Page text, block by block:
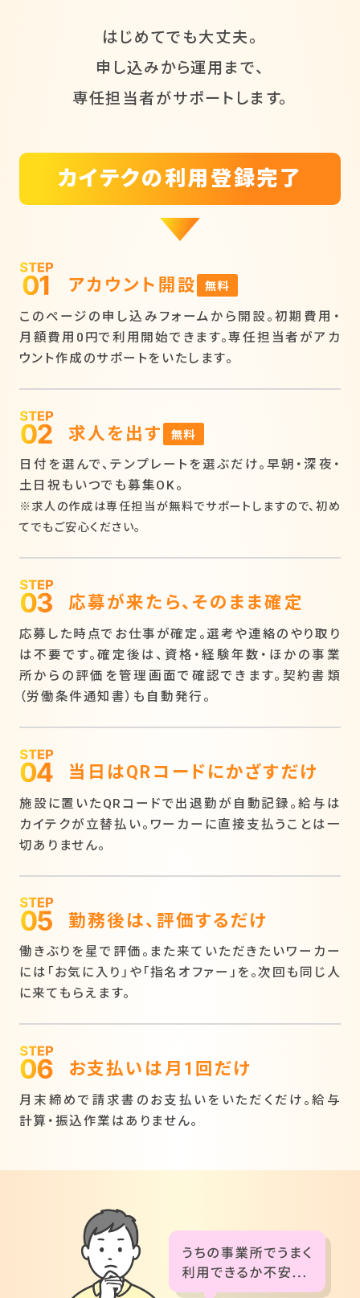
はじめてでも大丈夫。
申し込みから運用まで、
専任担当者がサポートします。
カイテクの利用登録完了
アカウント開設 無料
このページの申し込みフォームから開設。初期費用・
月額費用0円で利用開始できます。専任担当者がアカ
ウント作成のサポートをいたします。
求人を出す 無料
日付を選んで、テンプレートを選ぶだけ。早朝・深夜・
土日祝もいつでも募集OK。
※求人の作成は専任担当が無料でサポートしますので、初め
てでもご安心ください。
応募が来たら、そのまま確定
応募した時点でお仕事が確定。選考や連絡のやり取り
は不要です。確定後は、資格・経験年数・ほかの事業
所からの評価を管理画面で確認できます。契約書類
（労働条件通知書）も自動発行。
当日はQRコードにかざすだけ
施設に置いたQRコードで出退勤が自動記録。給与は
カイテクが立替払い。ワーカーに直接支払うことは一
切ありません。
勤務後は、評価するだけ
働きぶりを星で評価。また来ていただきたいワーカー
には「お気に入り」や「指名オファー」を。次回も同じ人
に来てもらえます。
お支払いは月1回だけ
月末締めで請求書のお支払いをいただくだけ。給与
計算・振込作業はありません。